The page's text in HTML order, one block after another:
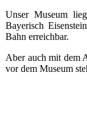
Unser Museum
Bayerisch
Bahn erreichbar.
Aber auch mit dem
vor dem Museum